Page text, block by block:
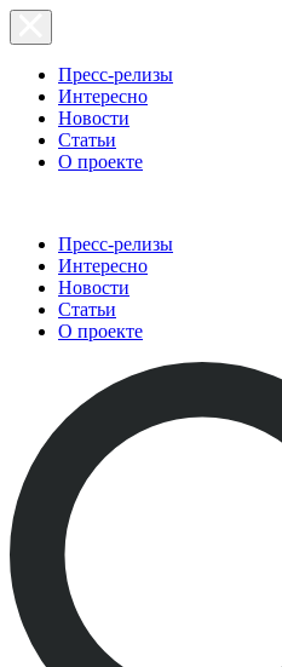
Пресс-релизы
Интересно
Новости
Статьи
О проекте
Пресс-релизы
Интересно
Новости
Статьи
О проекте